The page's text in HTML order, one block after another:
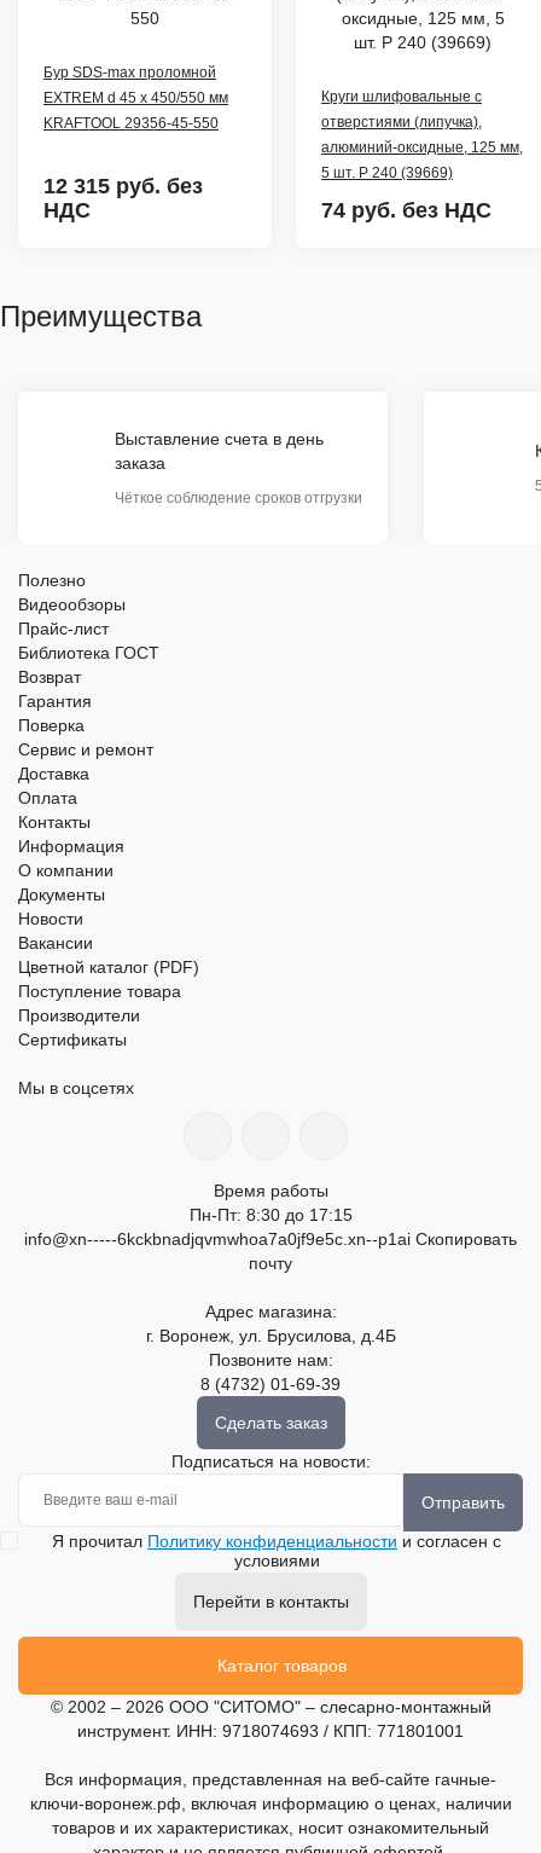
Бур SDS-max проломной
EXTREM d 45 х 450/550 мм
KRAFTOOL 29356-45-550
12 315 руб. без
НДС
Круги шлифовальные с
отверстиями (липучка),
алюминий-оксидные, 125 мм,
5 шт. Р 240 (39669)
74 руб. без НДС
Преимущества
Выставление счета в день
заказа
Чёткое соблюдение сроков отгрузки
Полезно
Видеообзоры
Прайс-лист
Библиотека ГОСТ
Возврат
Гарантия
Поверка
Сервис и ремонт
Доставка
Оплата
Контакты
Информация
О компании
Документы
Новости
Вакансии
Цветной каталог (PDF)
Поступление товара
Производители
Сертификаты
Мы в соцсетях
Время работы
Пн-Пт: 8:30 до 17:15
info@xn-----6kckbnadjqvmwhoa7a0jf9e5c.xn--p1ai Скопировать
почту
Адрес магазина:
г. Воронеж, ул. Брусилова, д.4Б
Позвоните нам:
8 (4732) 01-69-39
Сделать заказ
Подписаться на новости:
Отправить
Я прочитал Политику конфиденциальности и согласен с
условиями
Перейти в контакты
Каталог товаров
© 2002 – 2026 ООО "СИТОМО" – слесарно-монтажный
инструмент. ИНН: 9718074693 / КПП: 771801001
Вся информация, представленная на веб-сайте гачные-
ключи-воронеж.рф, включая информацию о ценах, наличии
товаров и их характеристиках, носит ознакомительный